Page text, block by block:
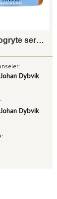
Bacalaogryte serveringsklar 900g dybvik
Dybvik
Dybvik